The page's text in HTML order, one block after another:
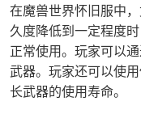
在魔兽世界怀旧服中
久度降低到一定程度
正常使用。玩家可以
武器。玩家还可以使
长武器的使用寿命。